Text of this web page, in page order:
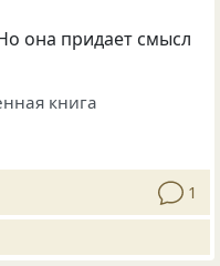
она придает смысл
книга
1